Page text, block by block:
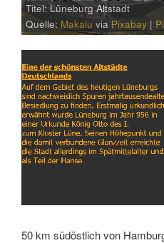
Titel: Lüneburg Altstadt
Quelle: Makalu via Pixabay |
Link
50 km südöstlich von